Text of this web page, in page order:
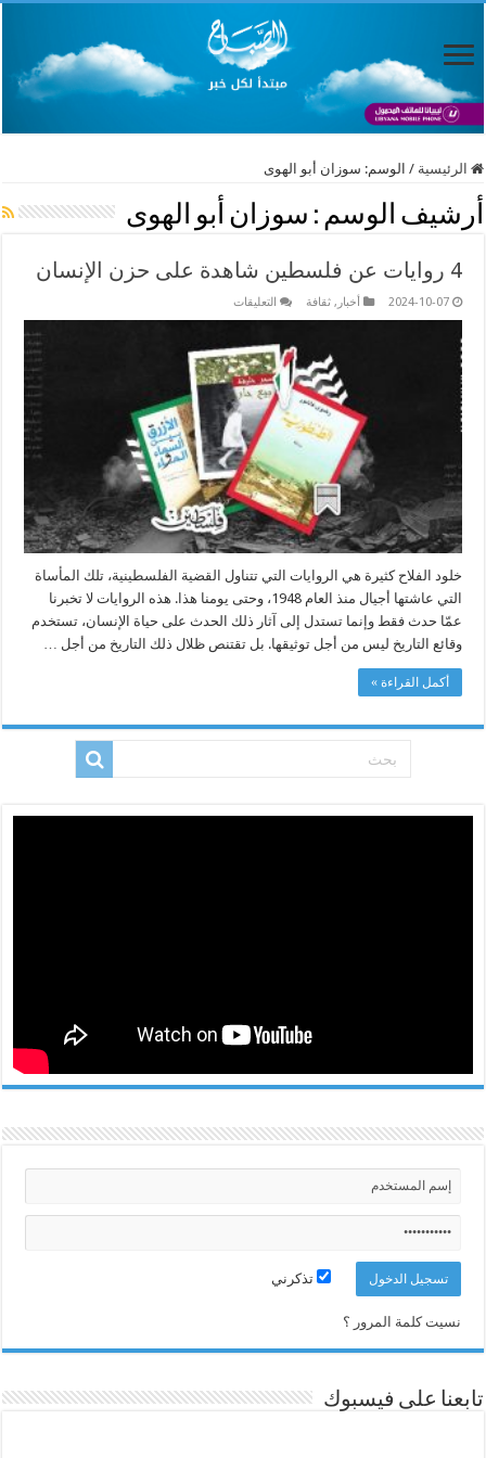
الرئيسية / الوسم: سوزان أبو الهوى
أرشيف الوسم : سوزان أبو الهوى
4 روايات عن فلسطين شاهدة على حزن الإنسان
2024-10-07 أخبار ,ثقافة التعليقات
فلسطين
شاهدة
على
حزن
الإنسان
مغلقة
خلود الفلاح كثيرة هي الروايات التي تتناول القضية الفلسطينية، تلك المأساة
التي عاشتها أجيال منذ العام 1948، وحتى يومنا هذا. هذه الروايات لا تخبرنا
عمّا حدث فقط وإنما تستدل إلى آثار ذلك الحدث على حياة الإنسان، تستخدم
وقائع التاريخ ليس من أجل توثيقها. بل تقتنص ظلال ذلك التاريخ من أجل …
أكمل القراءة »
تذكرني
نسيت كلمة المرور ؟
تابعنا على فيسبوك